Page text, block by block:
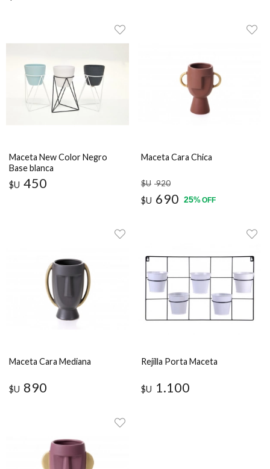
Maceta New Color Negro
Base blanca
$U 450
Maceta Cara Chica
$U 920
$U 690 25%OFF
Maceta Cara Mediana
$U 890
Rejilla Porta Maceta
$U 1.100